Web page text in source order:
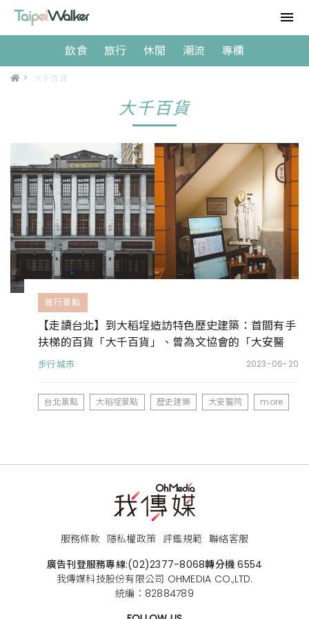
飲食 旅行 休閒 潮流 專欄
> 大千百貨
大千百貨
旅行景點
【走讀台北】到大稻埕造訪特色歷史建築：首間有手
扶梯的百貨「大千百貨」、曾為文協會的「大安醫
院」
步行城市 2023-06-20
台北景點 大稻埕景點 歷史建築 大安醫院 more
服務條款 隱私權政策 評鑑規範 聯絡客服
廣告刊登服務專線:(02)2377-8068轉分機 6554
我傳媒科技股份有限公司 OHMEDIA CO.,LTD.
統編：82884789